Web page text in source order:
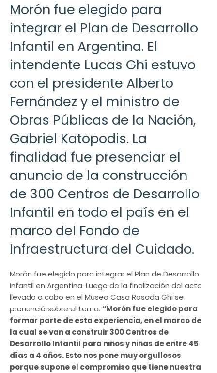
Morón fue elegido para
integrar el Plan de Desarrollo
Infantil en Argentina. El
intendente Lucas Ghi estuvo
con el presidente Alberto
Fernández y el ministro de
Obras Públicas de la Nación,
Gabriel Katopodis. La
finalidad fue presenciar el
anuncio de la construcción
de 300 Centros de Desarrollo
Infantil en todo el país en el
marco del Fondo de
Infraestructura del Cuidado.
Morón fue elegido para integrar el Plan de Desarrollo
Infantil en Argentina. Luego de la finalización del acto
llevado a cabo en el Museo Casa Rosada Ghi se
pronunció sobre el tema. “Morón fue elegido para
formar parte de esta experiencia, en el marco de
la cual se van a construir 300 Centros de
Desarrollo Infantil para niños y niñas de entre 45
días a 4 años. Esto nos pone muy orgullosos
porque supone el compromiso que tiene nuestra